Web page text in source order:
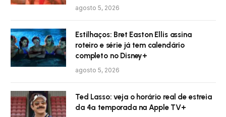
agosto 5, 2026
Estilhaços: Bret Easton Ellis assina
roteiro e série já tem calendário
completo no Disney+
agosto 5, 2026
Ted Lasso: veja o horário real de estreia
da 4ª temporada na Apple TV+